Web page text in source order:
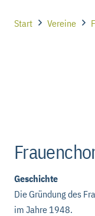
Start Vereine
Geschichte
Die Gründung des
im Jahre 1948.